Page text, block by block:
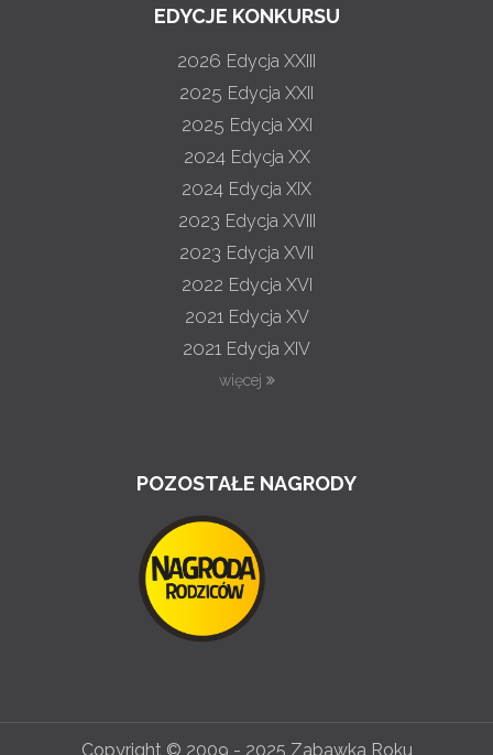
EDYCJE KONKURSU
2026 Edycja XXIII
2025 Edycja XXII
2025 Edycja XXI
2024 Edycja XX
2024 Edycja XIX
2023 Edycja XVIII
2023 Edycja XVII
2022 Edycja XVI
2021 Edycja XV
2021 Edycja XIV
więcej
POZOSTAŁE NAGRODY
Copyright © 2009 - 2025 Zabawka Roku